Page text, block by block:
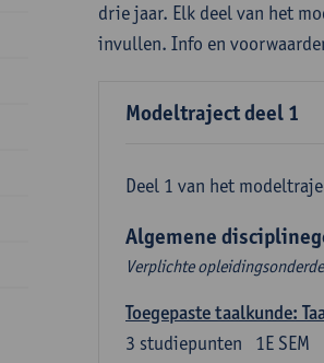
drie jaar. Elk deel van het
invullen. Info en
Modeltraject deel 1
Deel 1 van het
Algemene
Verplichte
Toegepaste taalkunde:
1E SEM
3 studiepunten